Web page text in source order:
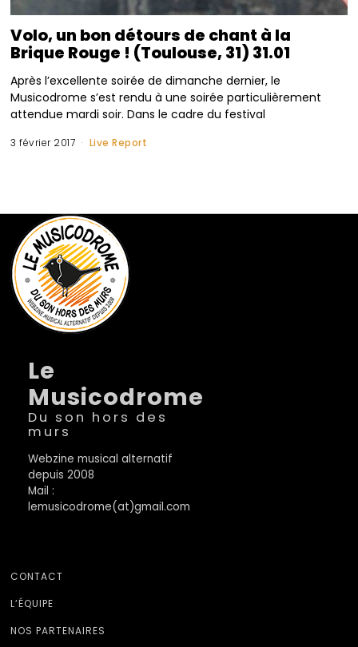
Volo, un bon détours de chant à la
Brique Rouge ! (Toulouse, 31) 31.01
Après l’excellente soirée de dimanche dernier, le
Musicodrome s’est rendu à une soirée particulièrement
attendue mardi soir. Dans le cadre du festival
3 février 2017 Live Report
Le
Musicodrome
Du son hors des
murs
Webzine musical alternatif
depuis 2008
Mail :
lemusicodrome(at)gmail.com
CONTACT
L’ÉQUIPE
NOS PARTENAIRES